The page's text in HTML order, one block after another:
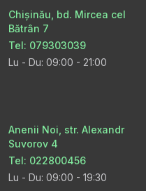
Chișinău, bd. Mircea cel
Bătrân 7
Tel: 079303039
Lu - Du: 09:00 - 21:00
Anenii Noi, str. Alexandr
Suvorov 4
Tel: 022800456
Lu - Du: 09:00 - 19:30